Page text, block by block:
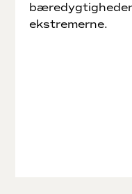
ekstremerne.